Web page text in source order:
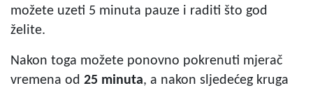
možete uzeti 5 minuta pauze i raditi što god
želite.
Nakon toga možete ponovno pokrenuti mjerač
vremena od 25 minuta, a nakon sljedećeg kruga